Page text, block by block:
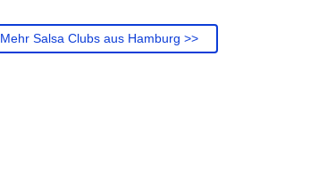
Mehr Salsa Clubs aus Hamburg >>